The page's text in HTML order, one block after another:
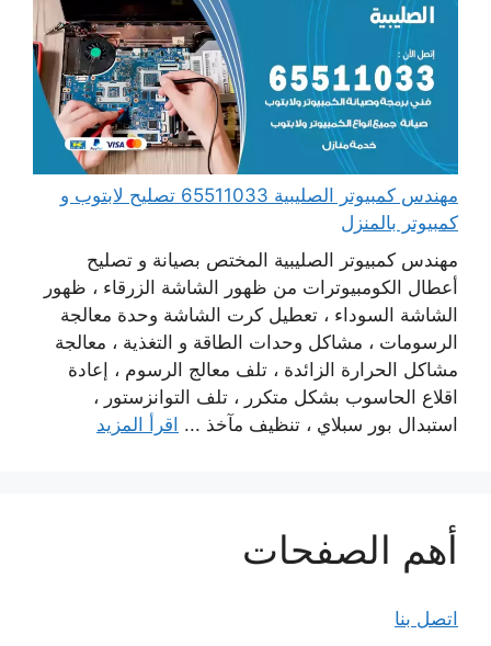
مهندس كمبيوتر الصليبية 65511033 تصليح لابتوب و
كمبيوتر بالمنزل
مهندس كمبيوتر الصليبية المختص بصيانة و تصليح
أعطال الكومبيوترات من ظهور الشاشة الزرقاء ، ظهور
الشاشة السوداء ، تعطيل كرت الشاشة وحدة معالجة
الرسومات ، مشاكل وحدات الطاقة و التغذية ، معالجة
مشاكل الحرارة الزائدة ، تلف معالج الرسوم ، إعادة
اقلاع الحاسوب بشكل متكرر ، تلف التوانزستور ،
استبدال بور سبلاي ، تنظيف مآخذ ... اقرأ المزيد
أهم الصفحات
اتصل بنا